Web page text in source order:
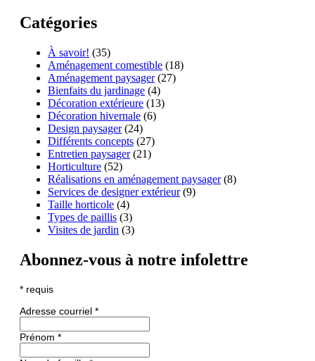
Catégories
À savoir! (35)
Aménagement comestible (18)
Aménagement paysager(27)
Bienfaits du jardinage (4)
Décoration extérieure (13)
Décoration hivernale (6)
Design paysager(24)
Différents concepts (27)
Entretien paysager(21)
Horticulture (52)
Réalisations en aménagement paysager(8)
Services de designer extérieur(9)
Taille horticole (4)
Types de paillis (3)
Visites de jardin (3)
Abonnez-vous à notre infolettre
* requis
Adresse courriel *
Prénom *